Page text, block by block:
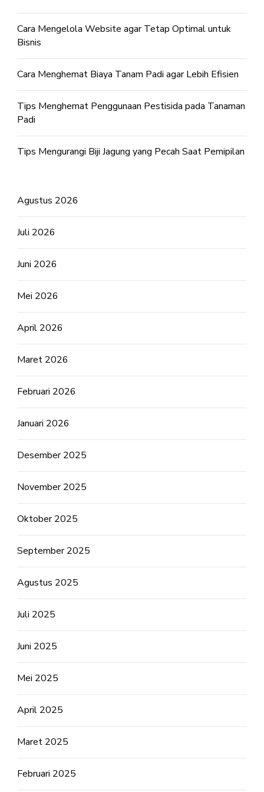
Cara Mengelola Website agar Tetap Optimal untuk
Bisnis
Cara Menghemat Biaya Tanam Padi agar Lebih Efisien
Tips Menghemat Penggunaan Pestisida pada Tanaman
Padi
Tips Mengurangi Biji Jagung yang Pecah Saat Pemipilan
Agustus 2026
Juli 2026
Juni 2026
Mei 2026
April 2026
Maret 2026
Februari 2026
Januari 2026
Desember 2025
November 2025
Oktober 2025
September 2025
Agustus 2025
Juli 2025
Juni 2025
Mei 2025
April 2025
Maret 2025
Februari 2025